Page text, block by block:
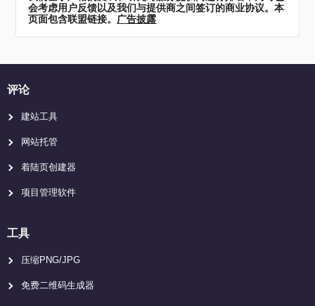
会考虑用户反馈以及我们与提供商之间签订的商业协议。本
页面包含联盟链接。 广告披露
评论
建站工具
网站托管
着陆页创建器
项目管理软件
工具
压缩PNG/JPG
免费二维码生成器